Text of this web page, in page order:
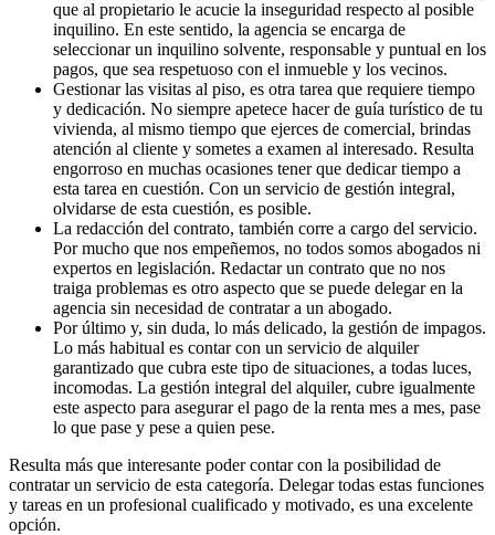
que al propietario le acucie la inseguridad respecto al posible
inquilino. En este sentido, la agencia se encarga de
seleccionar un inquilino solvente, responsable y puntual en los
pagos, que sea respetuoso con el inmueble y los vecinos.
Gestionar las visitas al piso, es otra tarea que requiere tiempo
y dedicación. No siempre apetece hacer de guía turístico de tu
vivienda, al mismo tiempo que ejerces de comercial, brindas
atención al cliente y sometes a examen al interesado. Resulta
engorroso en muchas ocasiones tener que dedicar tiempo a
esta tarea en cuestión. Con un servicio de gestión integral,
olvidarse de esta cuestión, es posible.
La redacción del contrato, también corre a cargo del servicio.
Por mucho que nos empeñemos, no todos somos abogados ni
expertos en legislación. Redactar un contrato que no nos
traiga problemas es otro aspecto que se puede delegar en la
agencia sin necesidad de contratar a un abogado.
Por último y, sin duda, lo más delicado, la gestión de impagos.
Lo más habitual es contar con un servicio de alquiler
garantizado que cubra este tipo de situaciones, a todas luces,
incomodas. La gestión integral del alquiler, cubre igualmente
este aspecto para asegurar el pago de la renta mes a mes, pase
lo que pase y pese a quien pese.
Resulta más que interesante poder contar con la posibilidad de
contratar un servicio de esta categoría. Delegar todas estas funciones
y tareas en un profesional cualificado y motivado, es una excelente
opción.